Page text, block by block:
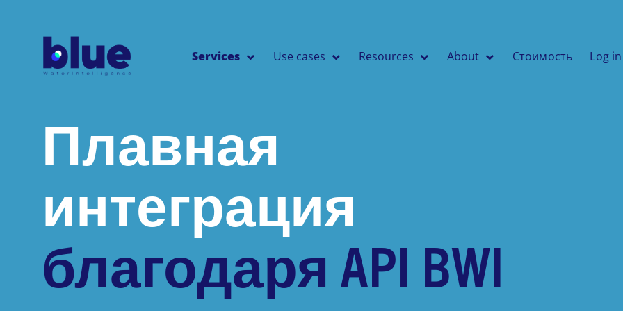
Services Use cases Resources About Стоимость Log in
Плавная
интеграция
благодаря API BWI